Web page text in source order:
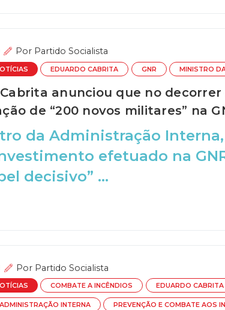
Por Partido Socialista
EDUARDO CABRITA GNR MINISTRO
anunciou que no
de “200 novos militares” na
da Administração
efetuado na
decisivo” ...
Por Partido Socialista
COMBATE A INCÊNDIOS EDUARDO CABRITA
INTERNA PREVENÇÃO E COMBATE AOS